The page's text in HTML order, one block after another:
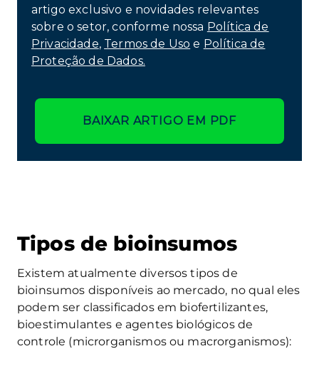
artigo exclusivo e novidades relevantes
sobre o setor, conforme nossa Política de
Privacidade, Termos de Uso e Política de
Proteção de Dados.
BAIXAR ARTIGO EM PDF
Tipos de bioinsumos
Existem atualmente diversos tipos de
bioinsumos disponíveis ao mercado, no qual eles
podem ser classificados em biofertilizantes,
bioestimulantes e agentes biológicos de
controle (microrganismos ou macrorganismos):